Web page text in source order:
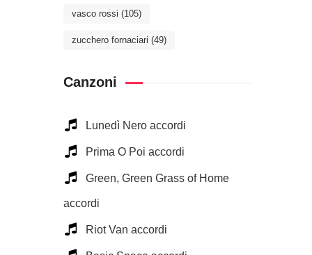
vasco rossi (105)
zucchero fornaciari (49)
Canzoni
Lunedì Nero accordi
Prima O Poi accordi
Green, Green Grass of Home
accordi
Riot Van accordi